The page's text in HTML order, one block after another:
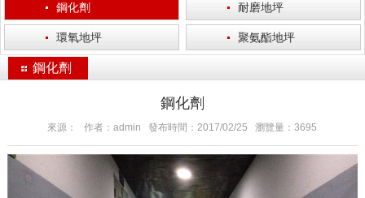
·
鋼化劑 ·
耐磨地坪
·
環氧地坪 ·
聚氨酯地坪
鋼化劑
鋼化劑
來源： 作者：admin 發布時間：2017/02/25 瀏覽量：3695